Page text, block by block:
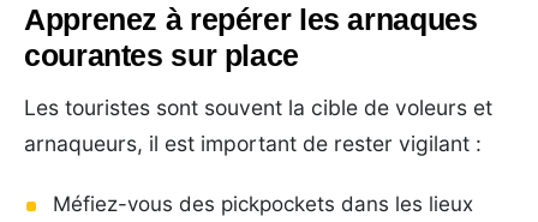
Apprenez à repérer les arnaques
courantes sur place
Les touristes sont souvent la cible de voleurs et
arnaqueurs, il est important de rester vigilant :
Méfiez-vous des pickpockets dans les lieux